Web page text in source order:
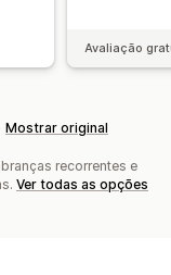
Avaliação
Mostrar original
recorrentes e
Ver todas as opções